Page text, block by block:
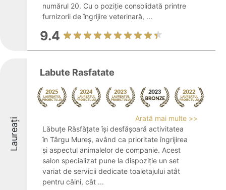
numărul 20. Cu o poziție consolidată printre
furnizorii de îngrijire veterinară, ...
9.4
Laureați
Labute Rasfatate
Arată mai multe >>
Lăbuțe Răsfățate își desfășoară activitatea
în Târgu Mureș, având ca prioritate îngrijirea
și aspectul animalelor de companie. Acest
salon specializat pune la dispoziție un set
variat de servicii dedicate toaletajului atât
pentru câini, cât ...